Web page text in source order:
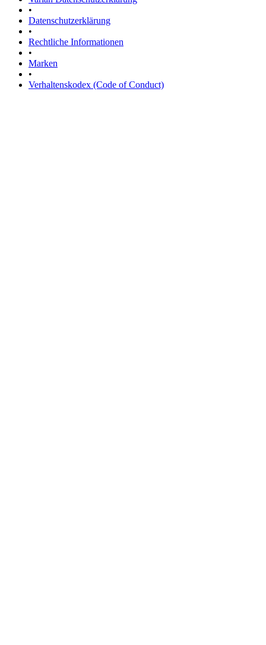
•
Datenschutzerklärung
•
Rechtliche Informationen
•
Marken
•
Verhaltenskodex (Code of Conduct)